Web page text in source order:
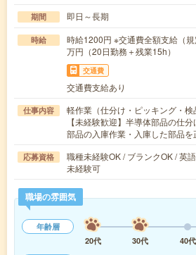
期間 即日～長期
時給
時給1200円 ※交通費全額支給（
万円（20日勤務＋残業15h）
交通費
交通費支給あり
仕事内容
軽作業（仕分け・ピッキング・検
【未経験歓迎】半導体部品の仕
部品の入庫作業・入庫した部品
応募資格
職種未経験OK / ブランクOK / 英
未経験可
職場の雰囲気
年齢層
20代
30代 40代